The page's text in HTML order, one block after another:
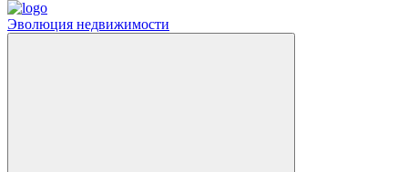
Эволюция недвижимости